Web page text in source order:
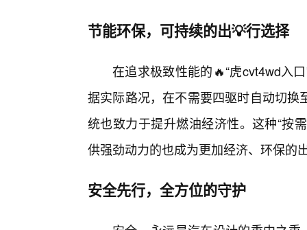
节能环保，可持续的出💡行选择
在追求极致性能的🔥“虎cvt4wd入
据实际路况，在不需要四驱时自动切
统也致力于提升燃油经济性。这种“按
供强劲动力的也成为更加经济、环保的
安全先行，全方位的守护